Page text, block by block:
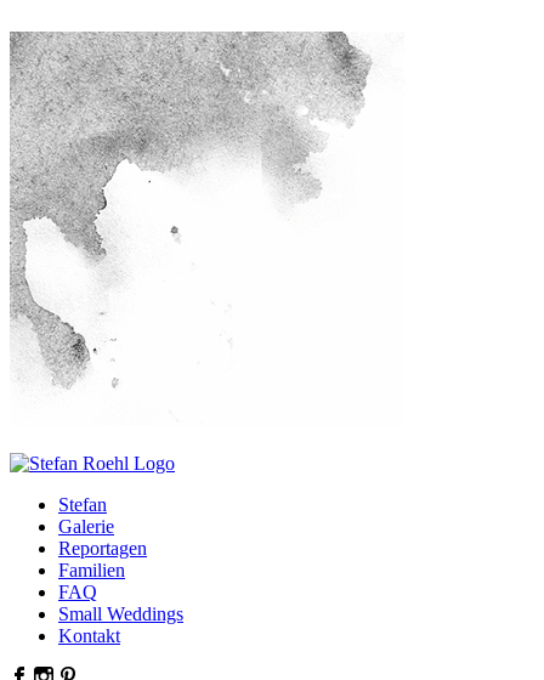
Stefan
Galerie
Reportagen
Familien
FAQ
Small Weddings
Kontakt